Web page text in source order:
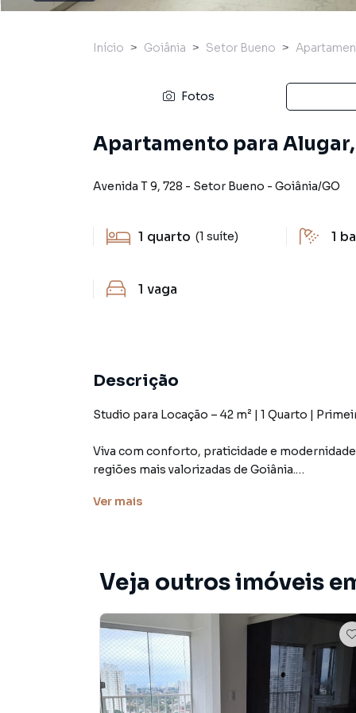
Início Goiânia Setor Bueno
Fotos
Apartamento para
Avenida T 9, 728 - Setor Bueno - Goiânia/GO
1 quarto (1 suíte) 1
1 vaga
Descrição
Studio para Locação – 42 m² | 1 Quarto |
Viva com conforto, praticidade e
regiões mais valorizadas de Goiânia.
O FR Bueno Municipal está estrategicamente
✨ Destaques do imóvel:
Studio com 42 m²;
01 quarto;
Primeira locação;
Ambiente integrado, moderno e funcional;
Armários planejados;
Excelente iluminação e ventilação;
Ver mais
Veja outros imóveis